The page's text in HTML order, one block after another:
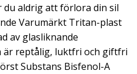
du aldrig att förlora din sil
Varumärkt Tritan-plast
av glasliknande
är reptålig, luktfri och giftfri
Substans Bisfenol-A